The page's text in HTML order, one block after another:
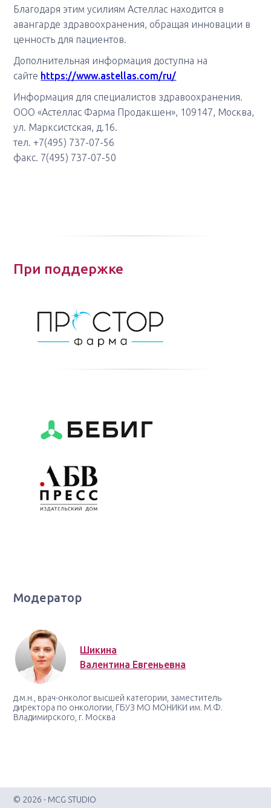
Благодаря этим усилиям Астеллас находится в
авангарде здравоохранения, обращая инновации в
ценность для пациентов.
Дополнительная информация доступна на
сайте https://www.astellas.com/ru/
Информация для специалистов здравоохранения.
ООО «Астеллас Фарма Продакшен», 109147, Москва,
ул. Марксистская, д.16.
тел. +7(495) 737-07-56
факс. 7(495) 737-07-50
При поддержке
Модератор
Шикина
Валентина Евгеньевна
д.м.н., врач-онколог высшей категории, заместитель
директора по онкологии, ГБУЗ МО МОНИКИ им. М.Ф.
Владимирского, г. Москва
© 2026 - MCG STUDIO